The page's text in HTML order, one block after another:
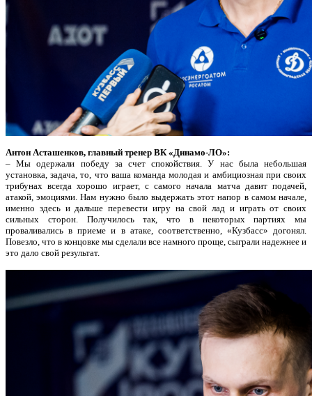
Антон Асташенков, главный тренер ВК «Динамо-ЛО»:
– Мы одержали победу за счет спокойствия. У нас была небольшая
установка, задача, то, что ваша команда молодая и амбициозная при своих
трибунах всегда хорошо играет, с самого начала матча давит подачей,
атакой, эмоциями. Нам нужно было выдержать этот напор в самом начале,
именно здесь и дальше перевести игру на свой лад и играть от своих
сильных сторон. Получилось так, что в некоторых партиях мы
проваливались в приеме и в атаке, соответственно, «Кузбасс» догонял.
Повезло, что в концовке мы сделали все намного проще, сыграли надежнее и
это дало свой результат.